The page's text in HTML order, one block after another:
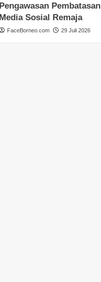
Pengawasan Pembatasan
Media Sosial Remaja
FaceBorneo.com 29 Juli 2026